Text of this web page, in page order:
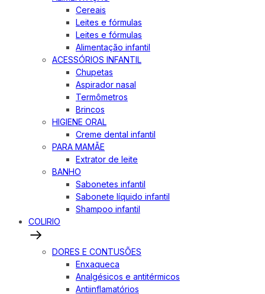
Cereais
Leites e fórmulas
Leites e fórmulas
Alimentação infantil
ACESSÓRIOS INFANTIL
Chupetas
Aspirador nasal
Termômetros
Brincos
HIGIENE ORAL
Creme dental infantil
PARA MAMÃE
Extrator de leite
BANHO
Sabonetes infantil
Sabonete líquido infantil
Shampoo infantil
COLIRIO
DORES E CONTUSÕES
Enxaqueca
Analgésicos e antitérmicos
Antiinflamatórios